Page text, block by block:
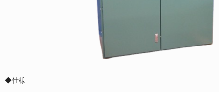
◆仕様